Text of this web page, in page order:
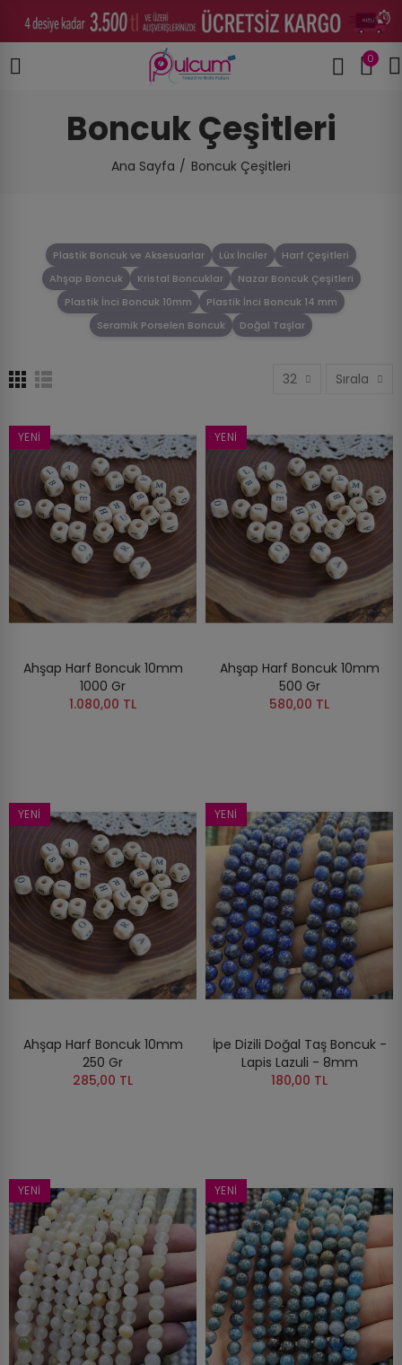
0
Boncuk Çeşitleri
Ana Sayfa Boncuk Çeşitleri
Plastik Boncuk ve Aksesuarlar Lüx İnciler
Harf Çeşitleri
Ahşap Boncuk
Kristal Boncuklar
Nazar Boncuk Çeşitleri
Plastik İnci Boncuk 10mm
Plastik İnci Boncuk 14 mm
Seramik Porselen Boncuk
Doğal Taşlar
32 Sırala
YENI
Ahşap Harf Boncuk 10mm
1000 Gr
1.080,00 TL
YENI
Ahşap Harf Boncuk 10mm
500 Gr
580,00 TL
YENI
Ahşap Harf Boncuk 10mm
250 Gr
285,00 TL
YENI
İpe Dizili Doğal Taş Boncuk -
Lapis Lazuli - 8mm
180,00 TL
YENI YENI